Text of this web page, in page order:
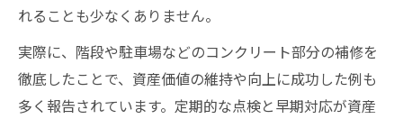
れることも少なくありません。
実際に、階段や駐車場などのコンクリート部分の補修を
徹底したことで、資産価値の維持や向上に成功した例も
多く報告されています。定期的な点検と早期対応が資産